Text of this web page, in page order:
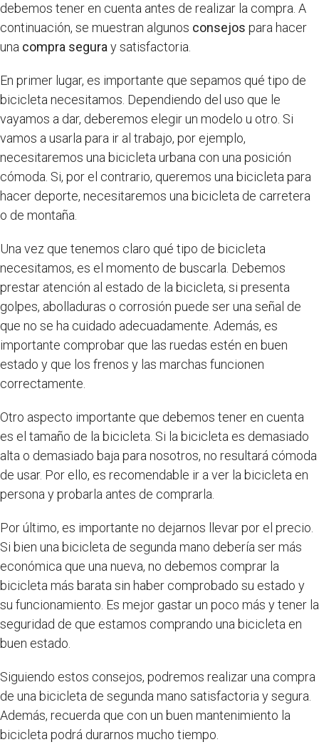
debemos tener en cuenta antes de realizar la compra. A
continuación, se muestran algunos consejos para hacer
una compra segura y satisfactoria.
En primer lugar, es importante que sepamos qué tipo de
bicicleta necesitamos. Dependiendo del uso que le
vayamos a dar, deberemos elegir un modelo u otro. Si
vamos a usarla para ir al trabajo, por ejemplo,
necesitaremos una bicicleta urbana con una posición
cómoda. Si, por el contrario, queremos una bicicleta para
hacer deporte, necesitaremos una bicicleta de carretera
o de montaña.
Una vez que tenemos claro qué tipo de bicicleta
necesitamos, es el momento de buscarla. Debemos
prestar atención al estado de la bicicleta, si presenta
golpes, abolladuras o corrosión puede ser una señal de
que no se ha cuidado adecuadamente. Además, es
importante comprobar que las ruedas estén en buen
estado y que los frenos y las marchas funcionen
correctamente.
Otro aspecto importante que debemos tener en cuenta
es el tamaño de la bicicleta. Si la bicicleta es demasiado
alta o demasiado baja para nosotros, no resultará cómoda
de usar. Por ello, es recomendable ir a ver la bicicleta en
persona y probarla antes de comprarla.
Por último, es importante no dejarnos llevar por el precio.
Si bien una bicicleta de segunda mano debería ser más
económica que una nueva, no debemos comprar la
bicicleta más barata sin haber comprobado su estado y
su funcionamiento. Es mejor gastar un poco más y tener la
seguridad de que estamos comprando una bicicleta en
buen estado.
Siguiendo estos consejos, podremos realizar una compra
de una bicicleta de segunda mano satisfactoria y segura.
Además, recuerda que con un buen mantenimiento la
bicicleta podrá durarnos mucho tiempo.